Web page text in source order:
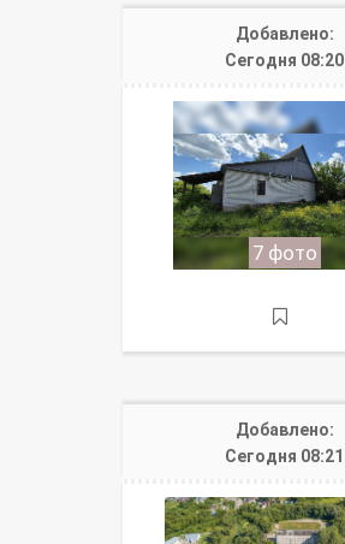
Добавлено:
Сегодня 08:20
7 фото
Добавлено:
Сегодня 08:21